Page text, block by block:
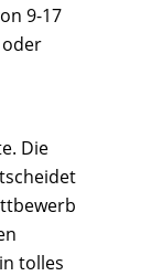
9-17
Die
tolles